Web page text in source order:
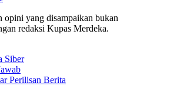
opini yang disampaikan bukan
redaksi Kupas Merdeka.
Siber
Perilisan Berita